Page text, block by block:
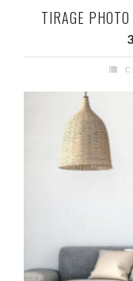
TIRAGE
Ce
produit
plusieurs
options
peuvent